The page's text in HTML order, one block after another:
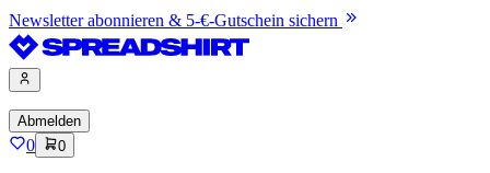
Newsletter abonnieren & 5-€-Gutschein sichern
Abmelden
0 0